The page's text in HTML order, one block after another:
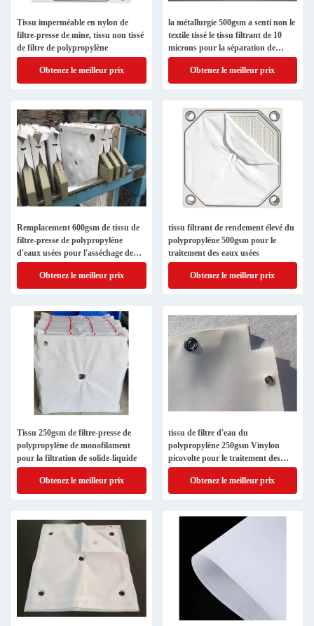
Tissu imperméable en nylon de
filtre-presse de mine, tissu non tissé
de filtre de polypropylène
Obtenez le meilleur prix
la métallurgie 500gsm a senti non le
textile tissé le tissu filtrant de 10
microns pour la séparation de
solide-liquide
Obtenez le meilleur prix
Remplacement 600gsm de tissu de
filtre-presse de polypropylène
d'eaux usées pour l'asséchage de
boue
Obtenez le meilleur prix
tissu filtrant de rendement élevé du
polypropylène 500gsm pour le
traitement des eaux usées
Obtenez le meilleur prix
Tissu 250gsm de filtre-presse de
polypropylène de monofilament
pour la filtration de solide-liquide
Obtenez le meilleur prix
tissu de filtre d'eau du
polypropylène 250gsm Vinylon
picovolte pour le traitement des
eaux résiduaires
Obtenez le meilleur prix